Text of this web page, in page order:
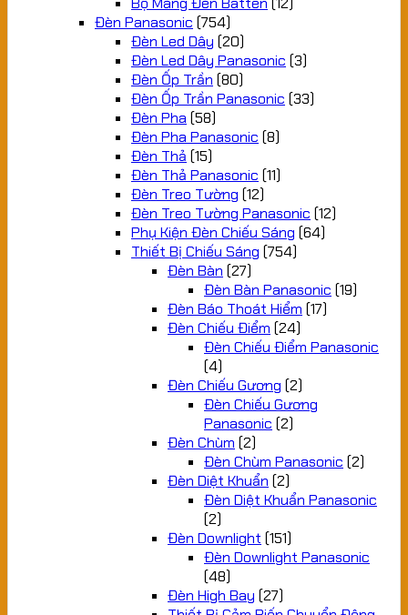
Đèn Panasonic (754)
Đèn Led Dây (20)
Đèn Led Dây Panasonic (3)
Đèn Ốp Trần (80)
Đèn Ốp Trần Panasonic (33)
Đèn Pha (58)
Đèn Pha Panasonic (8)
Đèn Thả (15)
Đèn Thả Panasonic (11)
Đèn Treo Tường (12)
Đèn Treo Tường Panasonic (12)
Phụ Kiện Đèn Chiếu Sáng (64)
Thiết Bị Chiếu Sáng (754)
Đèn Bàn (27)
Đèn Bàn Panasonic (19)
Đèn Báo Thoát Hiểm (17)
Đèn Chiếu Điểm (24)
Đèn Chiếu Điểm Panasonic
(4)
Đèn Chiếu Gương (2)
Đèn Chiếu Gương
Panasonic (2)
Đèn Chùm (2)
Đèn Chùm Panasonic (2)
Đèn Diệt Khuẩn (2)
Đèn Diệt Khuẩn Panasonic
(2)
Đèn Downlight (151)
Đèn Downlight Panasonic
(48)
Đèn High Bay (27)